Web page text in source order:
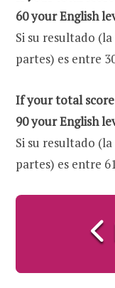
60 your English
Si su resultado
partes) es entre
If your total
90 your English
Si su resultado
partes) es entre